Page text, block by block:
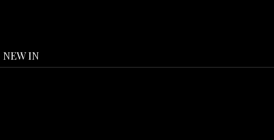
NEW IN